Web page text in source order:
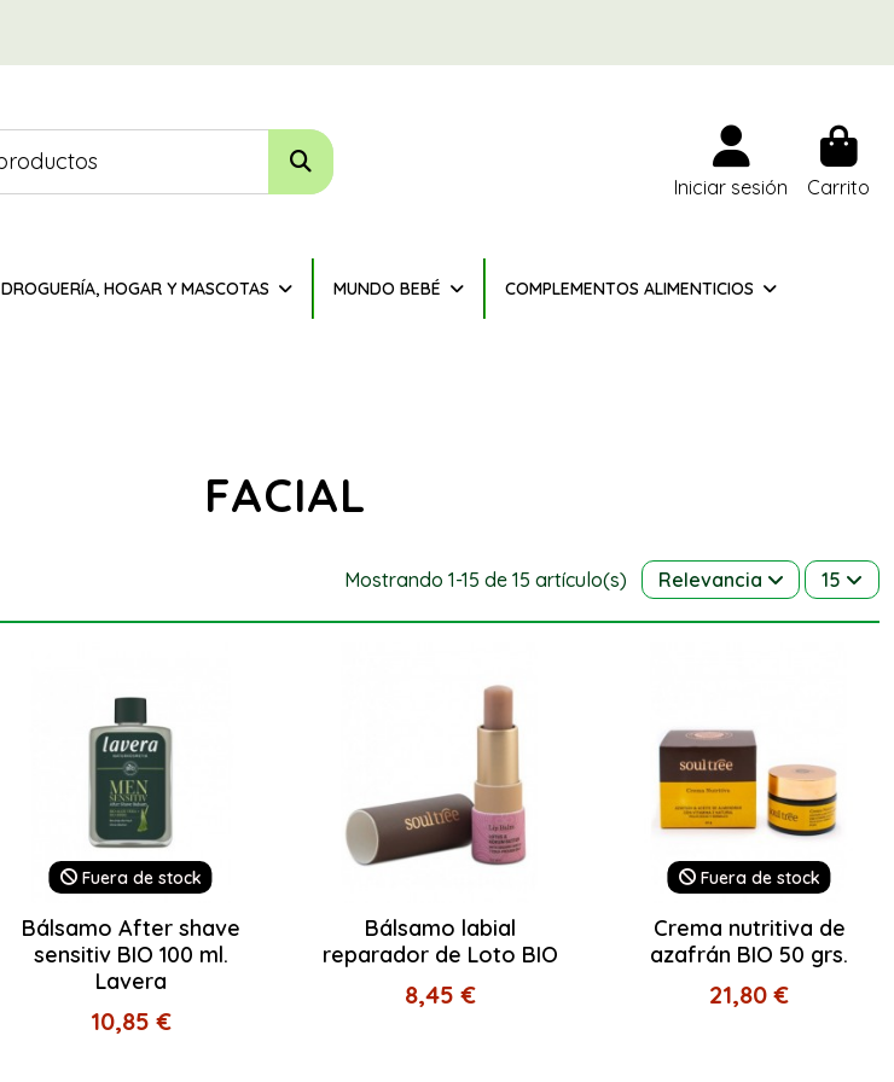
Iniciar sesión Carrito
DROGUERÍA, HOGAR Y MASCOTAS MUNDO BEBÉ COMPLEMENTOS ALIMENTICIOS
FACIAL
Mostrando 1-15 de 15 artículo(s) Relevancia 15
Fuera de stock
Bálsamo After shave
sensitiv BIO 100 ml.
Lavera
10,85 €
Bálsamo labial
reparador de Loto BIO
8,45 €
Fuera de stock
Crema nutritiva de
azafrán BIO 50 grs.
21,80 €